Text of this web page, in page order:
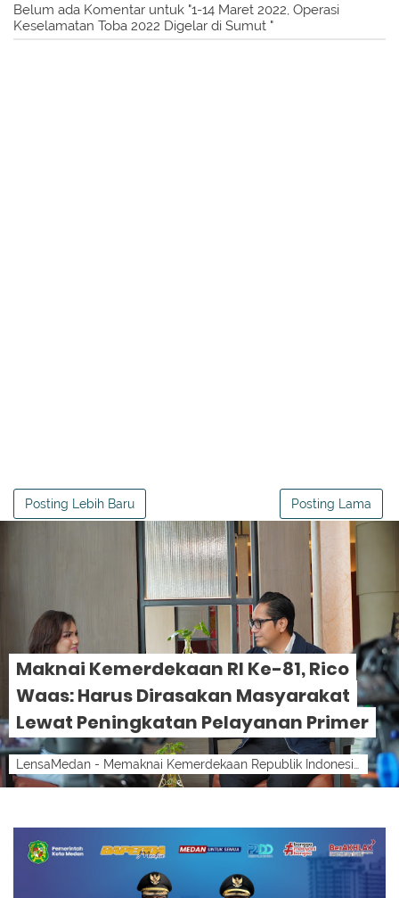
Belum ada Komentar untuk "1-14 Maret 2022, Operasi
Keselamatan Toba 2022 Digelar di Sumut "
Posting Lebih Baru Posting Lama
Maknai Kemerdekaan RI Ke-81, Rico
Waas: Harus Dirasakan Masyarakat
Lewat Peningkatan Pelayanan Primer